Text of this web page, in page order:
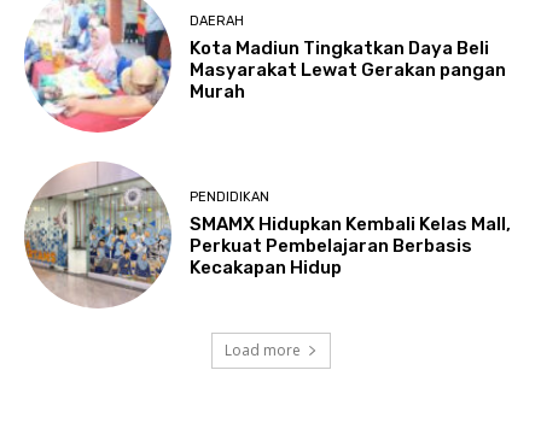
DAERAH
Kota Madiun Tingkatkan Daya Beli
Masyarakat Lewat Gerakan pangan
Murah
PENDIDIKAN
SMAMX Hidupkan Kembali Kelas Mall,
Perkuat Pembelajaran Berbasis
Kecakapan Hidup
Load more